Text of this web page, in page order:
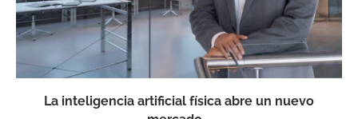
La inteligencia artificial física abre un nuevo